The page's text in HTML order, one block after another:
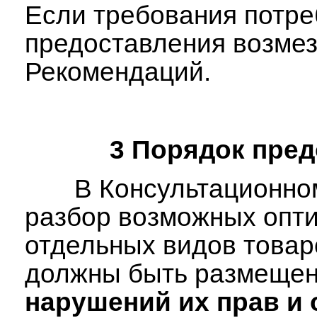
Если требования
предоставления
Рекомендаций.
3 Порядок
В
разбор возможных
отдельных видов
должны быть
нарушений их прав и